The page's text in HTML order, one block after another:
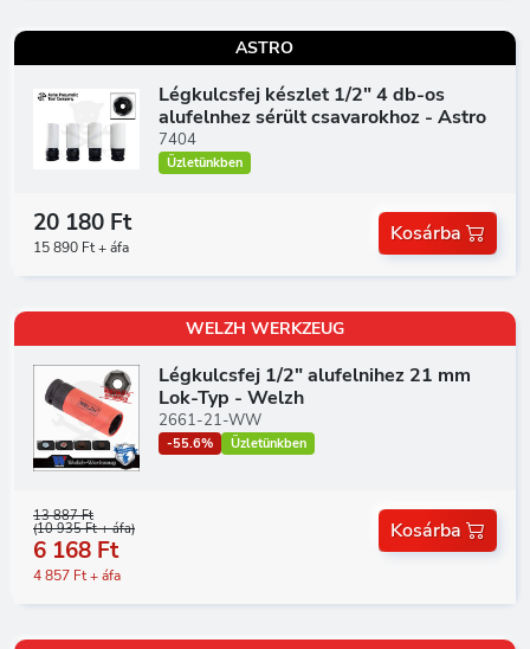
ASTRO
Légkulcsfej készlet 1/2" 4 db-os
alufelnhez sérült csavarokhoz - Astro
7404
Üzletünkben
20 180 Ft
15 890 Ft + áfa
Kosárba
WELZH WERKZEUG
Légkulcsfej 1/2" alufelnihez 21 mm
Lok-Typ - Welzh
2661-21-WW
-55.6% Üzletünkben
13 887 Ft
(10 935 Ft + áfa)
6 168 Ft
4 857 Ft + áfa
Kosárba